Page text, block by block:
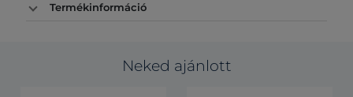
Termékinformáció
Neked ajánlott